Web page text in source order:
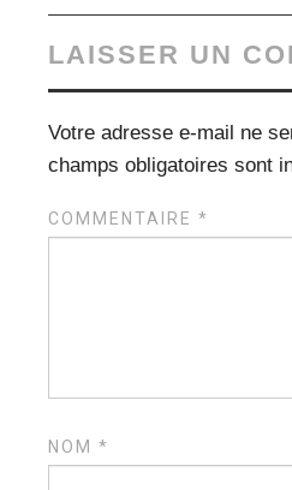
LAISSER UN
Votre adresse e-mail ne
champs obligatoires sont
COMMENTAIRE*
NOM*